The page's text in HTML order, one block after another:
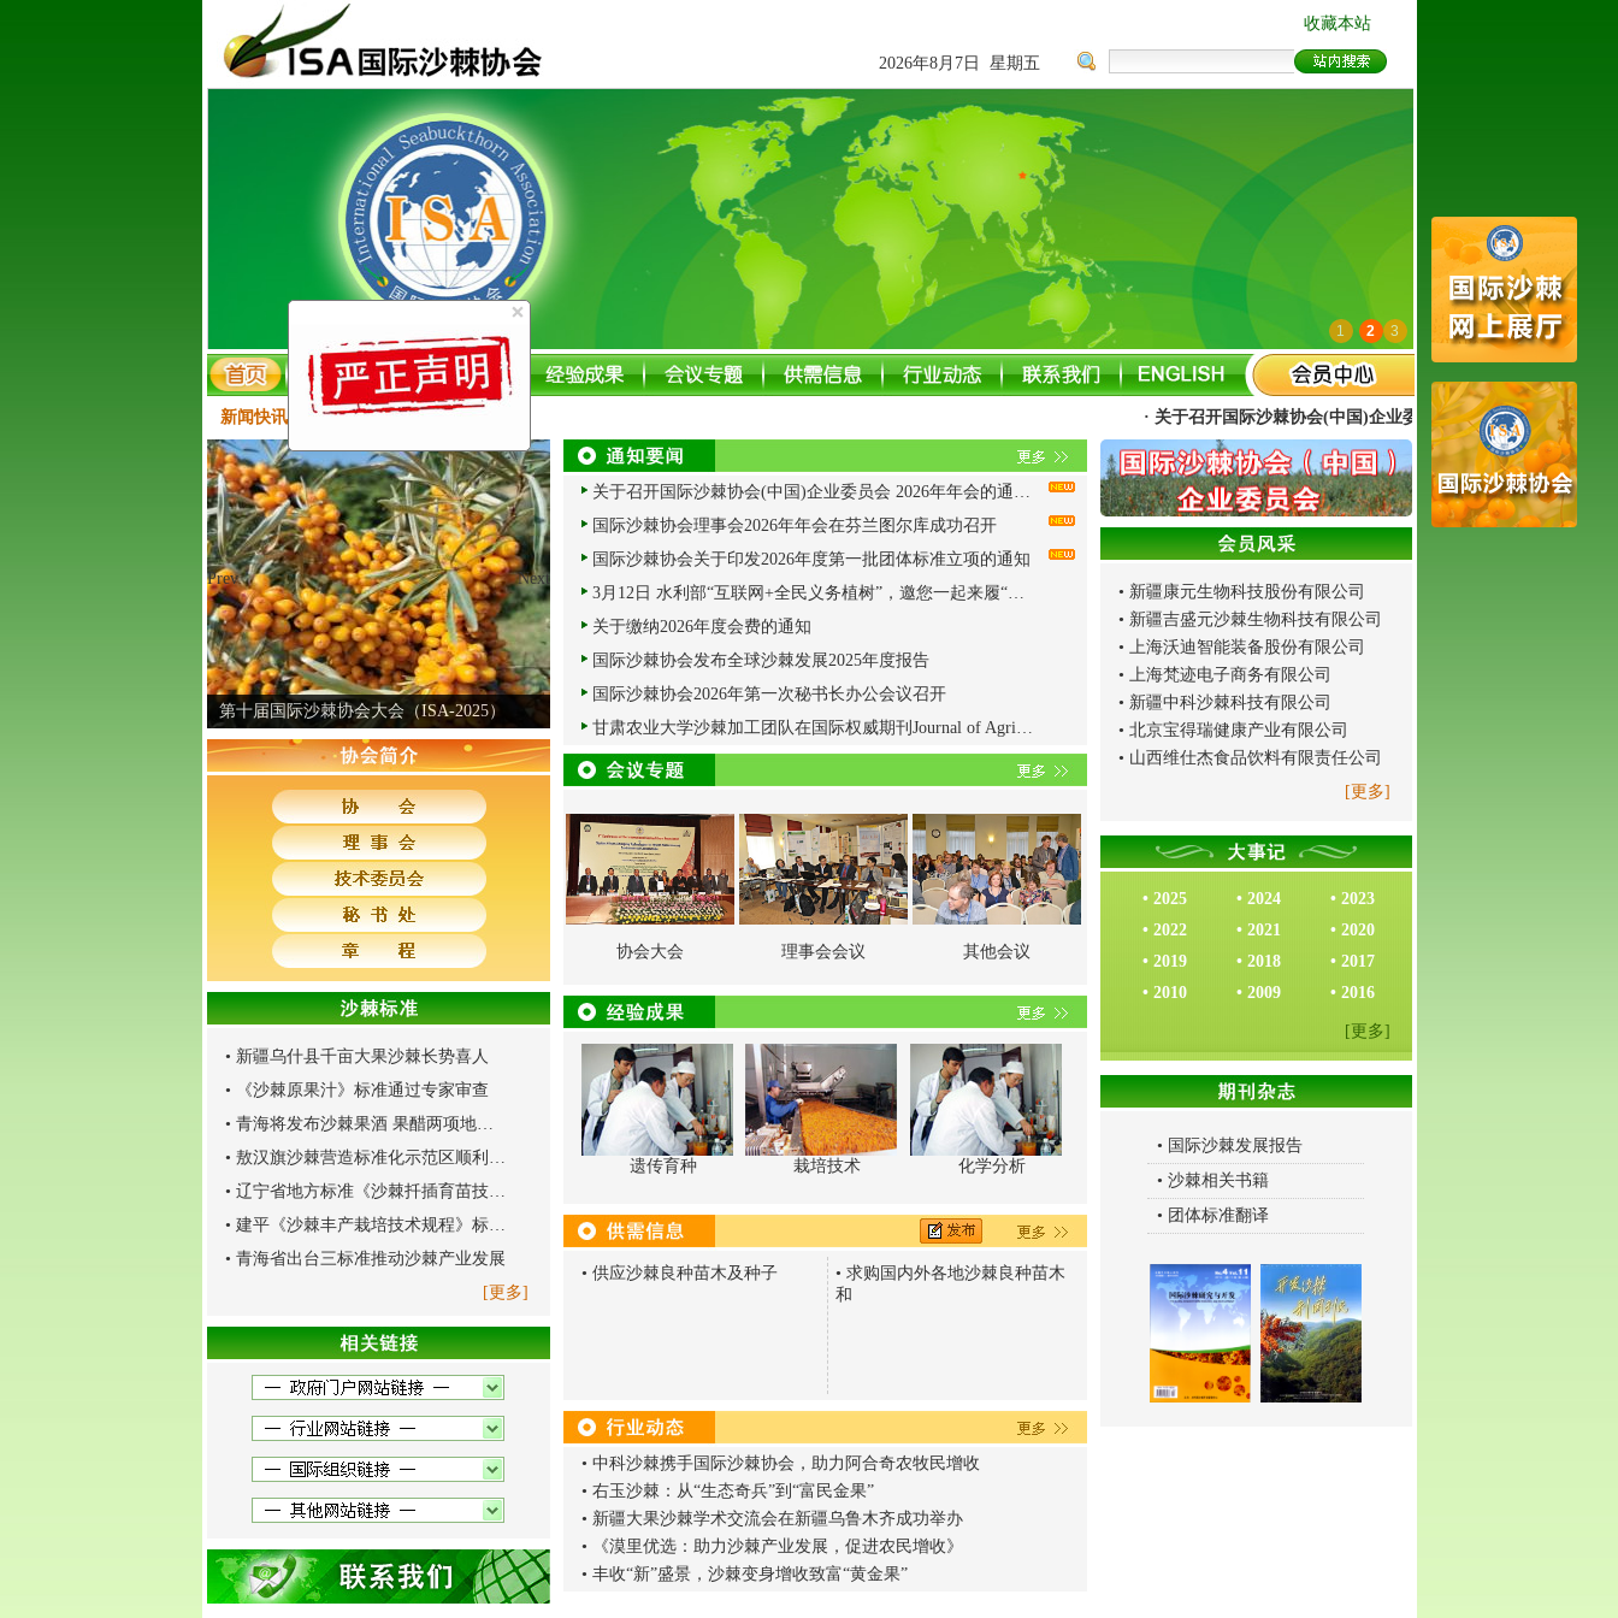
2026年8月7日 星期五
收藏本站
1 2 3
新闻快讯： · 关于召开国际沙棘协会(中国)企业委员会 2026年年会的通知（第
第十届国际沙棘协会大会（ISA-2025）
Prev Next
• 新疆乌什县千亩大果沙棘长势喜人
•
《沙棘原果汁》标准通过专家审查
• 青海将发布沙棘果酒 果醋两项地方标准
• 敖汉旗沙棘营造标准化示范区顺利通过验收
• 辽宁省地方标准《沙棘扦插育苗技术规程》通过评审
• 建平《沙棘丰产栽培技术规程》标准通过评审
• 青海省出台三标准推动沙棘产业发展
[更多]
关于召开国际沙棘协会(中国)企业委员会 2026年年会的通知（第一轮）
国际沙棘协会理事会2026年年会在芬兰图尔库成功召开
国际沙棘协会关于印发2026年度第一批团体标准立项的通知
3月12日 水利部“互联网+全民义务植树”，邀您一起来履“植”！
关于缴纳2026年度会费的通知
国际沙棘协会发布全球沙棘发展2025年度报告
国际沙棘协会2026年第一次秘书长办公会议召开
甘肃农业大学沙棘加工团队在国际权威期刊Journal of Agricultural and Food Chemistry发表封面论文
协会大会 理事会会议 其他会议
遗传育种 栽培技术 化学分析
• 供应沙棘良种苗木及种子 • 求购国内外各地沙棘良种苗木
和
• 中科沙棘携手国际沙棘协会，助力阿合奇农牧民增收
• 右玉沙棘：从“生态奇兵”到“富民金果”
• 新疆大果沙棘学术交流会在新疆乌鲁木齐成功举办
•
《漠里优选：助力沙棘产业发展，促进农民增收》
• 丰收“新”盛景，沙棘变身增收致富“黄金果”
• 新疆康元生物科技股份有限公司
• 新疆吉盛元沙棘生物科技有限公司
• 上海沃迪智能装备股份有限公司
• 上海梵迹电子商务有限公司
• 新疆中科沙棘科技有限公司
• 北京宝得瑞健康产业有限公司
• 山西维仕杰食品饮料有限责任公司
[更多]
• 2025 • 2024 • 2023
• 2022 • 2021 • 2020
• 2019 • 2018 • 2017
• 2010 • 2009 • 2016
[更多]
• 国际沙棘发展报告
• 沙棘相关书籍
• 团体标准翻译